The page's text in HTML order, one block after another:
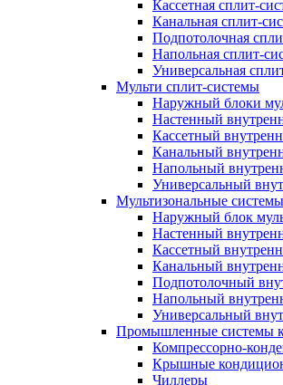
Кассетная сплит-
Канальная сплит-
Подпотолочная
Напольная сплит-
Универсальная
Мульти сплит-системы
Наружный блоки
Настенный
Кассетный
Канальный
Напольный
Универсальный
Мультизональные системы
Наружный блок
Настенный
Кассетный
Канальный
Подпотолочный
Напольный
Универсальный
Промышленные системы
Компрессорно-
Крышные
Чиллеры